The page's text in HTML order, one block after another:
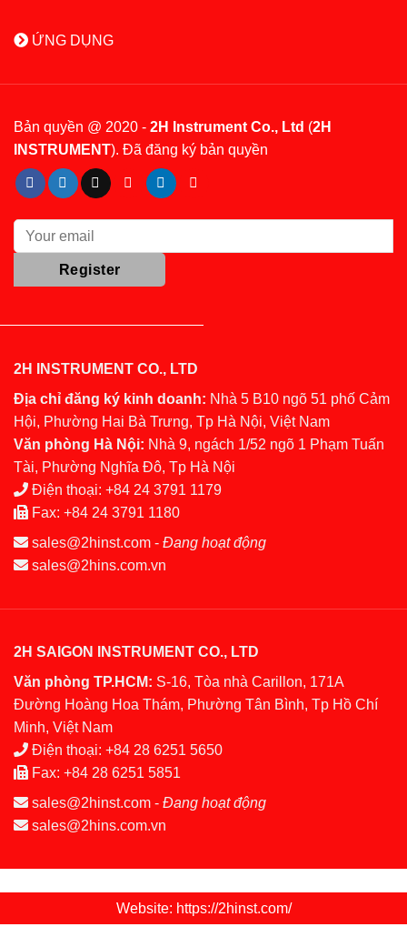
ỨNG DỤNG
Bản quyền @ 2020 - 2H Instrument Co., Ltd (2H
INSTRUMENT). Đã đăng ký bản quyền
2H INSTRUMENT CO., LTD
Địa chỉ đăng ký kinh doanh: Nhà 5 B10 ngõ 51 phố Cảm
Hội, Phường Hai Bà Trưng, Tp Hà Nội, Việt Nam
Văn phòng Hà Nội: Nhà 9, ngách 1/52 ngõ 1 Phạm Tuấn
Tài, Phường Nghĩa Đô, Tp Hà Nội
Điện thoại: +84 24 3791 1179
Fax: +84 24 3791 1180
sales@2hinst.com - Đang hoạt động
sales@2hins.com.vn
2H SAIGON INSTRUMENT CO., LTD
Văn phòng TP.HCM: S-16, Tòa nhà Carillon, 171A
Đường Hoàng Hoa Thám, Phường Tân Bình, Tp Hồ Chí
Minh, Việt Nam
Điện thoại: +84 28 6251 5650
Fax: +84 28 6251 5851
sales@2hinst.com - Đang hoạt động
sales@2hins.com.vn
Website: https://2hinst.com/